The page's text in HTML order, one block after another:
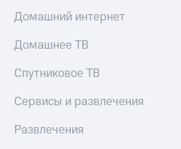
Домашний интернет
Домашнее ТВ
Спутниковое ТВ
Сервисы и развлечения
Развлечения